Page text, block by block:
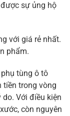
sự ủng hộ
với giá rẻ nhất.
phẩm.
tùng ô tô
tiền trong vòng
Với điều kiện
còn nguyên